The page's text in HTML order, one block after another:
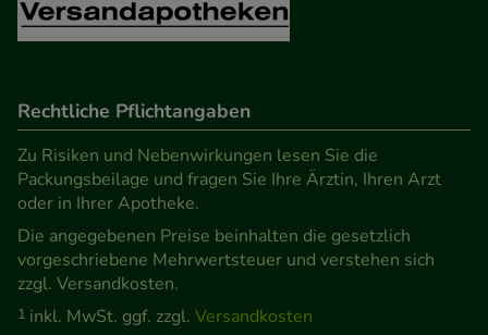
unsere Website weiter für Sie optimieren können,
zu gestalten. Bitte beachten Sie, dass Daten hierfür
teilweise an Dritte wie z.B. Google oder soziale
Medien übertragen werden.
Rechtliche Pflichtangaben
Zu Risiken und Nebenwirkungen lesen Sie die
Packungsbeilage und fragen Sie Ihre Ärztin, Ihren Arzt
oder in Ihrer Apotheke.
Die angegebenen Preise beinhalten die gesetzlich
vorgeschriebene Mehrwertsteuer und verstehen sich
zzgl. Versandkosten.
1 inkl. MwSt. ggf. zzgl. Versandkosten